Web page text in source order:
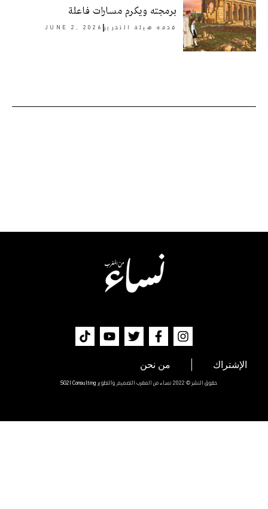
برمجته ويكرم مسارات فاعلة
قدمه هيئة التحرير JUNE 2, 2026
الإشتراك من نحن
حقوق النشر © 2022 نساء من المغرب التصميم والتطوير SG2I Consulting